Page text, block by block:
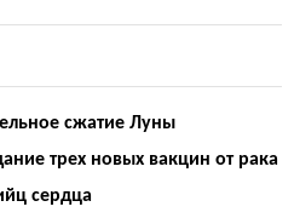
сжатие Луны
трех новых вакцин от рака
сердца